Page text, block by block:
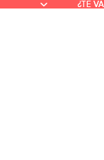
¿TE
¿TE